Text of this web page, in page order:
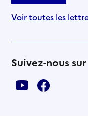
Voir toutes les
Suivez-nous